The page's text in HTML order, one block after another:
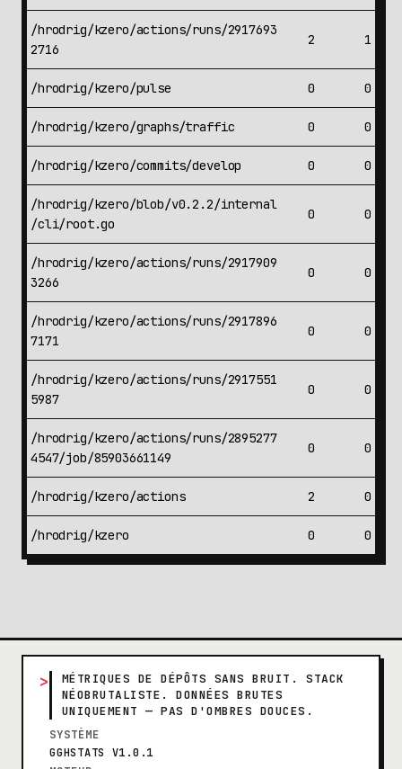
/hrodrig/kzero/actions/runs/2917693
2716
2 1
/hrodrig/kzero/pulse 0 0
/hrodrig/kzero/graphs/traffic 0 0
/hrodrig/kzero/commits/develop 0 0
/hrodrig/kzero/blob/v0.2.2/internal
/cli/root.go
0 0
/hrodrig/kzero/actions/runs/2917909
3266
0 0
/hrodrig/kzero/actions/runs/2917896
7171
0 0
/hrodrig/kzero/actions/runs/2917551
5987
0 0
/hrodrig/kzero/actions/runs/2895277
4547/job/85903661149
0 0
/hrodrig/kzero/actions 2 0
/hrodrig/kzero 0 0
>
MÉTRIQUES DE DÉPÔTS SANS BRUIT. STACK
NÉOBRUTALISTE. DONNÉES BRUTES
UNIQUEMENT — PAS D'OMBRES DOUCES.
SYSTÈME
GGHSTATS V1.0.1